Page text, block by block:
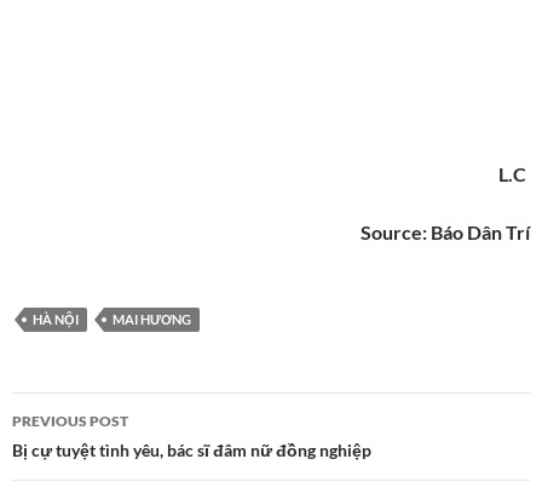
L.C
Source: Báo Dân Trí
HÀ NỘI MAI HƯƠNG
Post
navigation
PREVIOUS POST
Bị cự tuyệt tình yêu, bác sĩ đâm nữ đồng nghiệp